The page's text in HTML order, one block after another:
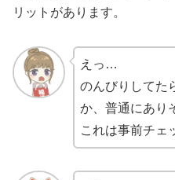
リットがあります。
えっ…
のんびりしてた
か、普通にあり
これは事前チェ